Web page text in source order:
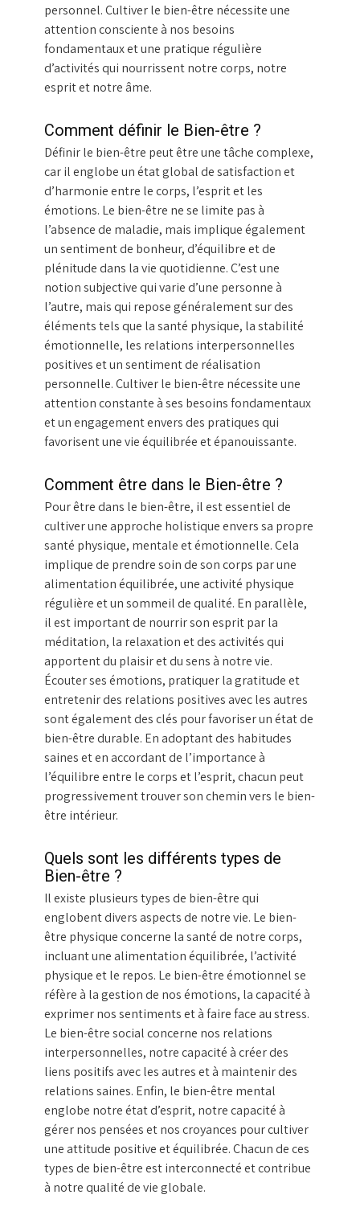
personnel. Cultiver le bien-être nécessite une
attention consciente à nos besoins
fondamentaux et une pratique régulière
d’activités qui nourrissent notre corps, notre
esprit et notre âme.
Comment définir le Bien-être ?
Définir le bien-être peut être une tâche complexe,
car il englobe un état global de satisfaction et
d’harmonie entre le corps, l’esprit et les
émotions. Le bien-être ne se limite pas à
l’absence de maladie, mais implique également
un sentiment de bonheur, d’équilibre et de
plénitude dans la vie quotidienne. C’est une
notion subjective qui varie d’une personne à
l’autre, mais qui repose généralement sur des
éléments tels que la santé physique, la stabilité
émotionnelle, les relations interpersonnelles
positives et un sentiment de réalisation
personnelle. Cultiver le bien-être nécessite une
attention constante à ses besoins fondamentaux
et un engagement envers des pratiques qui
favorisent une vie équilibrée et épanouissante.
Comment être dans le Bien-être ?
Pour être dans le bien-être, il est essentiel de
cultiver une approche holistique envers sa propre
santé physique, mentale et émotionnelle. Cela
implique de prendre soin de son corps par une
alimentation équilibrée, une activité physique
régulière et un sommeil de qualité. En parallèle,
il est important de nourrir son esprit par la
méditation, la relaxation et des activités qui
apportent du plaisir et du sens à notre vie.
Écouter ses émotions, pratiquer la gratitude et
entretenir des relations positives avec les autres
sont également des clés pour favoriser un état de
bien-être durable. En adoptant des habitudes
saines et en accordant de l’importance à
l’équilibre entre le corps et l’esprit, chacun peut
progressivement trouver son chemin vers le bien-
être intérieur.
Quels sont les différents types de
Bien-être ?
Il existe plusieurs types de bien-être qui
englobent divers aspects de notre vie. Le bien-
être physique concerne la santé de notre corps,
incluant une alimentation équilibrée, l’activité
physique et le repos. Le bien-être émotionnel se
réfère à la gestion de nos émotions, la capacité à
exprimer nos sentiments et à faire face au stress.
Le bien-être social concerne nos relations
interpersonnelles, notre capacité à créer des
liens positifs avec les autres et à maintenir des
relations saines. Enfin, le bien-être mental
englobe notre état d’esprit, notre capacité à
gérer nos pensées et nos croyances pour cultiver
une attitude positive et équilibrée. Chacun de ces
types de bien-être est interconnecté et contribue
à notre qualité de vie globale.